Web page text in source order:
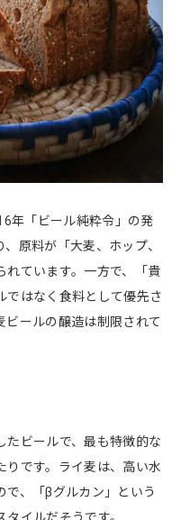
年「ビール純粋令」の発
原料が「大麦、ホップ、
れています。一方で、「貴
ではなく食料として優先さ
ビールの醸造は制限されて
たビールで、最も特徴的な
りです。ライ麦は、高い水
で、「βグルカン」という